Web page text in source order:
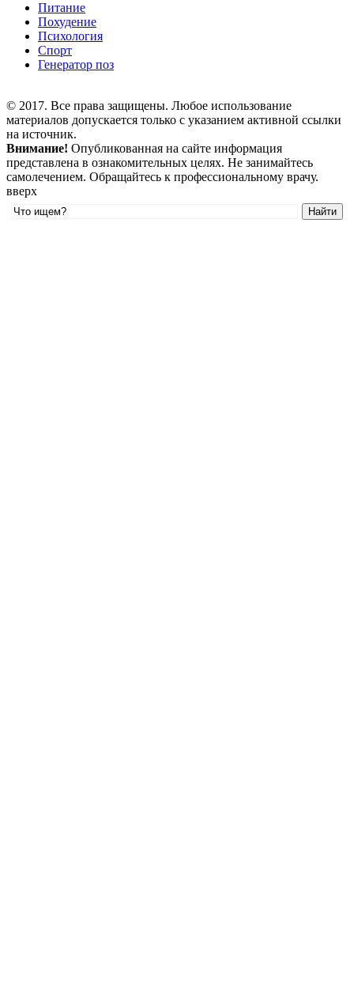
Питание
Похудение
Психология
Спорт
Генератор поз
© 2017. Все права защищены. Любое использование
материалов допускается только с указанием активной ссылки
на источник.
Внимание! Опубликованная на сайте информация
представлена в ознакомительных целях. Не занимайтесь
самолечением. Обращайтесь к профессиональному врачу.
вверх